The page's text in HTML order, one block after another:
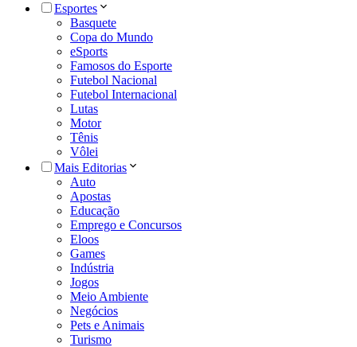
Esportes
Basquete
Copa do Mundo
eSports
Famosos do Esporte
Futebol Nacional
Futebol Internacional
Lutas
Motor
Tênis
Vôlei
Mais Editorias
Auto
Apostas
Educação
Emprego e Concursos
Eloos
Games
Indústria
Jogos
Meio Ambiente
Negócios
Pets e Animais
Turismo